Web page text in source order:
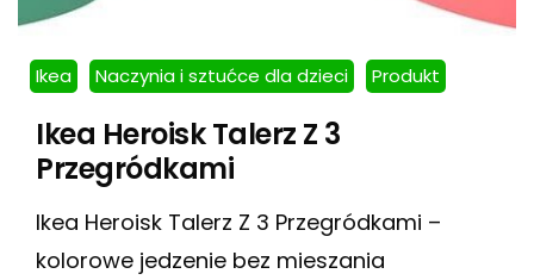
Ikea Naczynia i sztućce dla dzieci Produkt
Ikea Heroisk Talerz Z 3
Przegródkami
Ikea Heroisk Talerz Z 3 Przegródkami –
kolorowe jedzenie bez mieszania